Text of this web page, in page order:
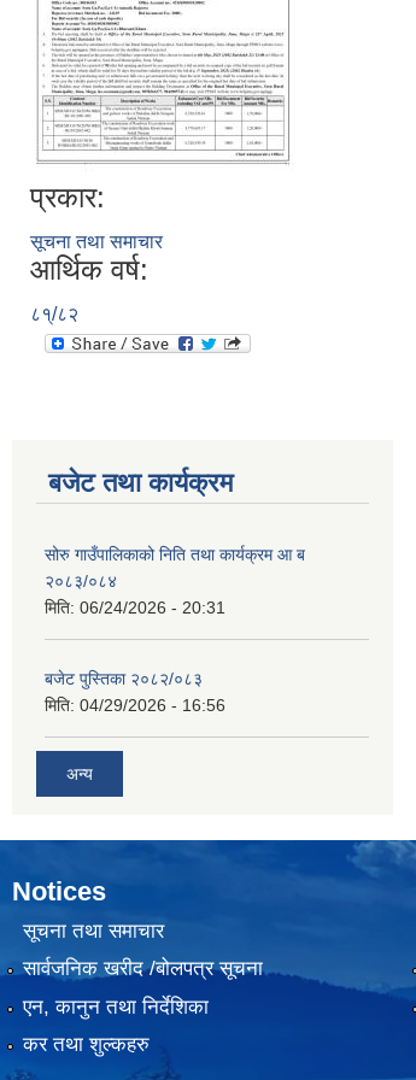
प्रकार:
सूचना तथा समाचार
आर्थिक वर्ष:
८१्/८२
बजेट तथा कार्यक्रम
सोरु गाउँपालिकाको निति तथा कार्यक्रम आ ब
२०८३/०८४
मिति: 06/24/2026 - 20:31
बजेट पुस्तिका २०८२/०८३
मिति: 04/29/2026 - 16:56
अन्य
Notices
सूचना तथा समाचार
सार्वजनिक खरीद /बोलपत्र सूचना
एन, कानुन तथा निर्देशिका
कर तथा शुल्कहरु